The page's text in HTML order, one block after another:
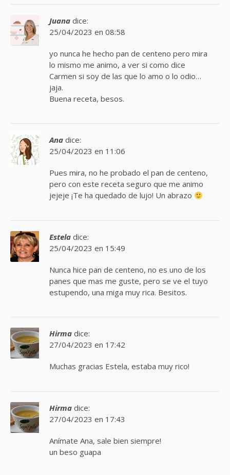
Juana dice:
25/04/2023 en 08:58
yo nunca he hecho pan de centeno pero mira
lo mismo me animo, a ver si como dice
Carmen si soy de las que lo amo o lo odio…
jaja.
Buena receta, besos.
Ana dice:
25/04/2023 en 11:06
Pues mira, no he probado el pan de centeno,
pero con este receta seguro que me animo
jejeje ¡Te ha quedado de lujo! Un abrazo
Estela dice:
25/04/2023 en 15:49
Nunca hice pan de centeno, no es uno de los
panes que mas me guste, pero se ve el tuyo
estupendo, una miga muy rica. Besitos.
Hirma dice:
27/04/2023 en 17:42
Muchas gracias Estela, estaba muy rico!
Hirma dice:
27/04/2023 en 17:43
Anímate Ana, sale bien siempre!
un beso guapa